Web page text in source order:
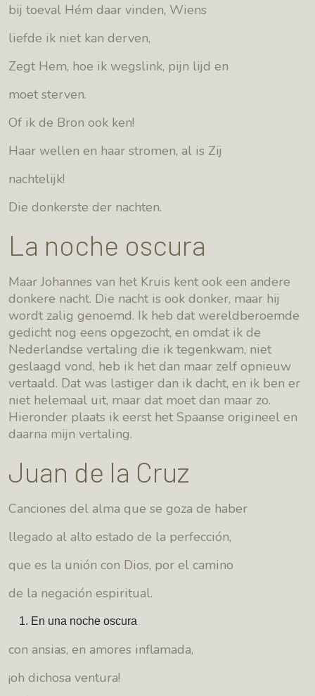
bij toeval Hém daar vinden, Wiens
liefde ik niet kan derven,
Zegt Hem, hoe ik wegslink, pijn lijd en
moet sterven.
Of ik de Bron ook ken!
Haar wellen en haar stromen, al is Zij
nachtelijk!
Die donkerste der nachten.
La noche oscura
Maar Johannes van het Kruis kent ook een andere
donkere nacht. Die nacht is ook donker, maar hij
wordt zalig genoemd. Ik heb dat wereldberoemde
gedicht nog eens opgezocht, en omdat ik de
Nederlandse vertaling die ik tegenkwam, niet
geslaagd vond, heb ik het dan maar zelf opnieuw
vertaald. Dat was lastiger dan ik dacht, en ik ben er
niet helemaal uit, maar dat moet dan maar zo.
Hieronder plaats ik eerst het Spaanse origineel en
daarna mijn vertaling.
Juan de la Cruz
Canciones del alma que se goza de haber
llegado al alto estado de la perfección,
que es la unión con Dios, por el camino
de la negación espiritual.
En una noche oscura
con ansias, en amores inflamada,
¡oh dichosa ventura!